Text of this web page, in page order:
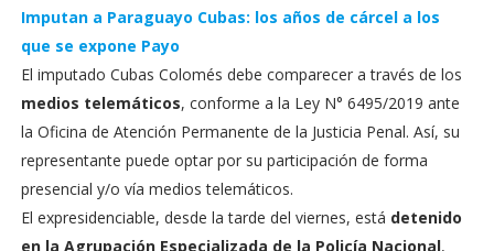
Imputan a Paraguayo Cubas: los años de cárcel a los
que se expone Payo
El imputado Cubas Colomés debe comparecer a través de los
medios telemáticos, conforme a la Ley N° 6495/2019 ante
la Oficina de Atención Permanente de la Justicia Penal. Así, su
representante puede optar por su participación de forma
presencial y/o vía medios telemáticos.
El expresidenciable, desde la tarde del viernes, está detenido
en la Agrupación Especializada de la Policía Nacional,